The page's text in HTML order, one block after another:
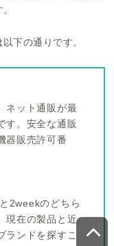
下の通りです。
ネット通販が最
す。安全な通販
器販売許可番
2weekのどちら
現在の製品と近
ランドを探すこ